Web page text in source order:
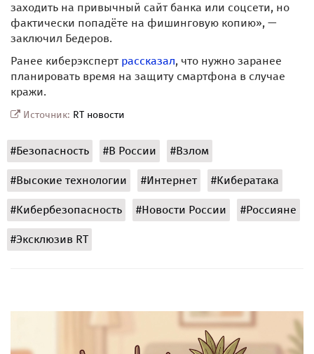
заходить на привычный сайт банка или соцсети, но
фактически попадёте на фишинговую копию», —
заключил Бедеров.
Ранее киберэксперт рассказал, что нужно заранее
планировать время на защиту смартфона в случае
кражи.
Источник: RT новости
#Безопасность #В России #Взлом
#Высокие технологии #Интернет #Кибератака
#Кибербезопасность #Новости России #Россияне
#Эксклюзив RT